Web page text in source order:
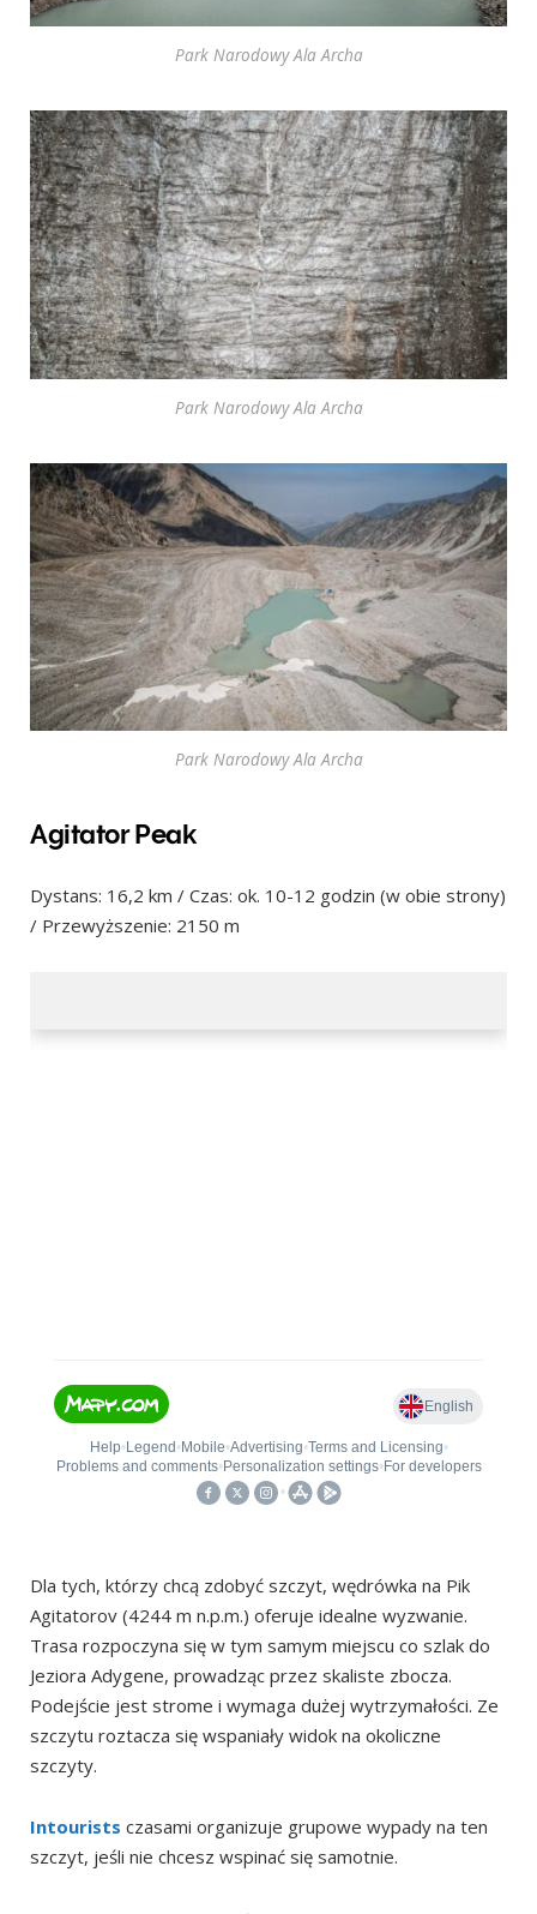
Park Narodowy Ala Archa
Park Narodowy Ala Archa
Park Narodowy Ala Archa
Agitator Peak
Dystans: 16,2 km / Czas: ok. 10-12 godzin (w obie strony)
/ Przewyższenie: 2150 m
Dla tych, którzy chcą zdobyć szczyt, wędrówka na Pik
Agitatorov (4244 m n.p.m.) oferuje idealne wyzwanie.
Trasa rozpoczyna się w tym samym miejscu co szlak do
Jeziora Adygene, prowadząc przez skaliste zbocza.
Podejście jest strome i wymaga dużej wytrzymałości. Ze
szczytu roztacza się wspaniały widok na okoliczne
szczyty.
Intourists czasami organizuje grupowe wypady na ten
szczyt, jeśli nie chcesz wspinać się samotnie.